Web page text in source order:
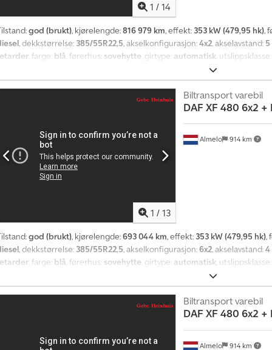
1 / 14
god (brukt), kjørelengde:816 979 km, effekt: 353 kW (479,95 hk),
, dekkstørrelse: 385/55R22,5, akselkonfigurasjon:4x2, akselavstand:
, farge: blå, førerhus: sovehytte, girtype: automatisk, utslippsklasse:
, tillatt aksellast (aksel 1):
, lasteromslengde:6 000 mm, lasteplassbredde:2 550 mm,
AdBlue, aircondition, differensialsperre, elektrisk vindusregulering,
1 / 13
Almelo 914 km
Biltransport varebil
DAF XF 480 6x2 +
god (brukt), kjørelengde:693 044 km, effekt: 353 kW (479,95 hk),
, dekkstørrelse: 385/55R22,5, akselkonfigurasjon:6x2, akselavstand:4
, farge: blå, førerhus: sovehytte, girtype: automatisk, utslippsklasse:
, tillatt aksellast (aksel 1):
, tillatt aksellast (aksel 3):7 500 kg, lasteromslengde:7 100 mm,
AdBlue, aircondition, elektrisk
Almelo 914 km
Biltransport varebil
DAF XF 480 6x2 +